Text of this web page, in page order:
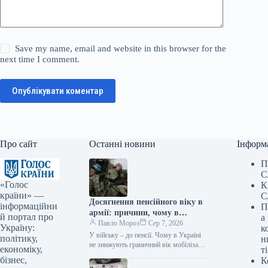
Save my name, email and website in this browser for the
next time I comment.
Опублікувати коментар
Про сайт
«Голос
країни» —
інформаційни
й портал про
Україну:
політику,
економіку,
бізнес,
Останні новини
Досягнення пенсійного віку в
армії: причини, чому в
Україні не зменшують
максимальний вік призову
Павло Мороз
Сер 7, 2026
У війську – до пенсії. Чому в Україні
не знижують граничний вік мобілізації
на нас…
а
ті